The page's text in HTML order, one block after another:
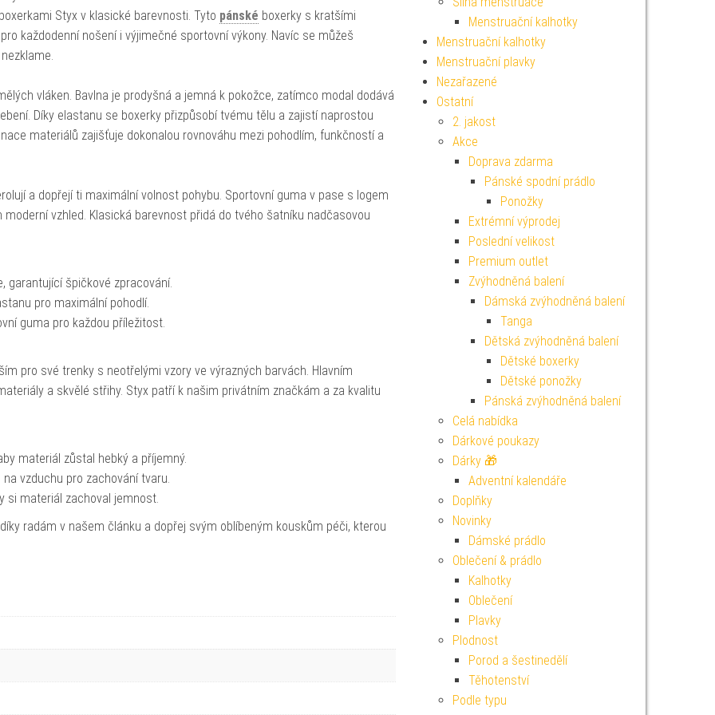
Styx v klasické barevnosti. Tyto pánské boxerky s kratšími
každodenní nošení i výjimečné sportovní výkony. Navíc se můžeš
vláken. Bavlna je prodyšná a jemná k pokožce, zatímco modal dodává
Díky elastanu se boxerky přizpůsobí tvému tělu a zajistí naprostou
materiálů zajišťuje dokonalou rovnováhu mezi pohodlím, funkčností a
a dopřejí ti maximální volnost pohybu. Sportovní guma v pase s logem
vzhled. Klasická barevnost přidá do tvého šatníku nadčasovou
garantující špičkové zpracování.
pro maximální pohodlí.
guma pro každou příležitost.
pro své trenky s neotřelými vzory ve výrazných barvách. Hlavním
a skvělé střihy. Styx patří k našim privátním značkám a za kvalitu
materiál zůstal hebký a příjemný.
vzduchu pro zachování tvaru.
si materiál zachoval jemnost.
radám v našem článku a dopřej svým oblíbeným kouskům péči, kterou
Menstruační kalhotky
Menstruační kalhotky
Menstruační plavky
Nezařazené
Ostatní
2. jakost
Akce
Doprava zdarma
Pánské spodní prádlo
Ponožky
Extrémní výprodej
Poslední velikost
Premium outlet
Zvýhodněná balení
Dámská zvýhodněná balení
Tanga
Dětská zvýhodněná balení
Dětské boxerky
Dětské ponožky
Pánská zvýhodněná balení
Celá nabídka
Dárkové poukazy
Dárky 🎁
Adventní kalendáře
Doplňky
Novinky
Dámské prádlo
Oblečení & prádlo
Kalhotky
Oblečení
Plavky
Plodnost
Porod a šestinedělí
Těhotenství
Podle typu